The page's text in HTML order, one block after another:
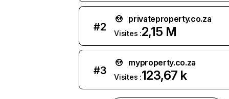
#2
privateproperty.co.za
Visites :2,15 M
#3
myproperty.co.za
Visites :123,67 k